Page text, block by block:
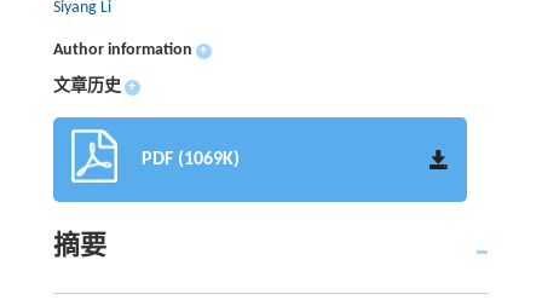
Siyang Li
Author information +
文章历史 +
PDF (1069K)
摘要